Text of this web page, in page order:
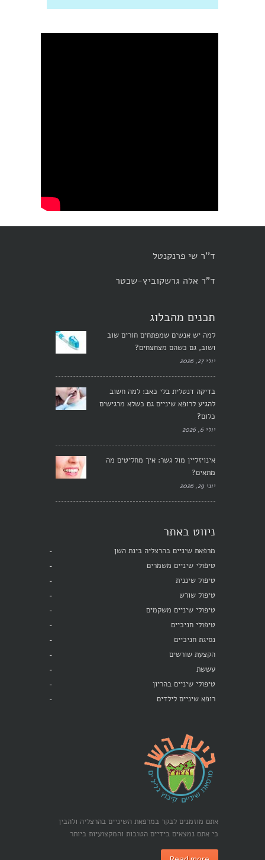
ד''ר שי פרנקנטל
ד"ר אלה גרשקוביץ-שכטר
תכנים מהבלוג
למה יש אנשים שמפתחים חורים שוב
ושוב, גם כשהם מצחצחים?
יולי 27, 2026
בדיקה דנטלית בלי כאב: למה חשוב
להגיע לרופא שיניים גם כשלא מרגישים
כלום?
יולי 6, 2026
אינויזליין מול גשר: איך מחליטים מה
מתאים?
יוני 29, 2026
ניווט באתר
מרפאת שיניים בהרצליה בינת השן
טיפולי שיניים משמרים
טיפול שיננית
טיפול שורש
טיפולי שיניים משקמים
טיפולי חניכיים
נסיגת חניכיים
הקצעת שורשים
עששת
טיפולי שיניים בהריון
רופא שיניים לילדים
אתם מוזמנים לבקר במרפאת השיניים בהרצליה ולהבין
כי אתם נמצאים בידיים הטובות והמקצועיות ביותר